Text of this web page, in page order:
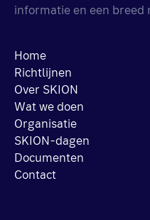
informatie en een breed
Home
Richtlijnen
Over SKION
Wat we doen
Organisatie
SKION-dagen
Documenten
Contact